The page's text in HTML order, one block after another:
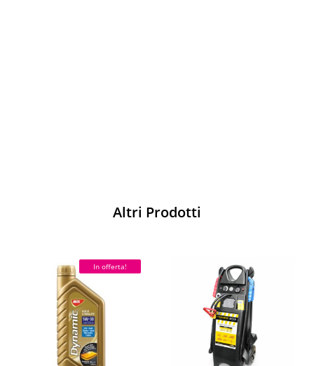
Altri Prodotti
In offerta!